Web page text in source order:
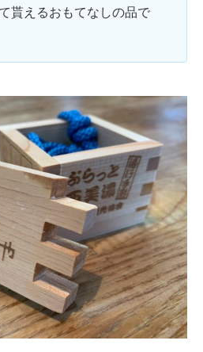
貰えるおもてなしの品で